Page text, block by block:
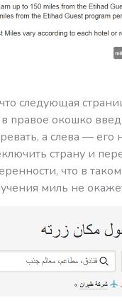
следующая
в правое окошко
а слева —
страну и
что в
миль не